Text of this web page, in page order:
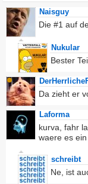
Naisguy
Die #1 auf
Nukular
Bester
Da zieht er
Laforma
kurva, fahr
waere es ein
schreibt
Ne, ist